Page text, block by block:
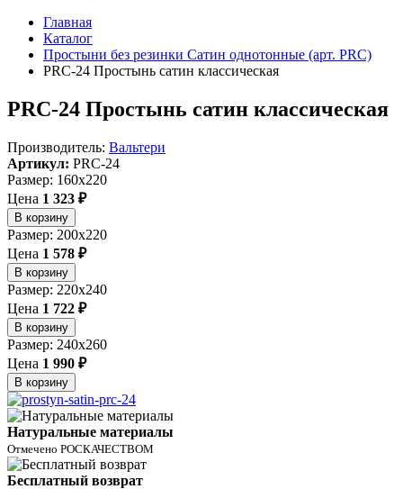
Главная
Каталог
Простыни без резинки Сатин однотонные (арт. PRC)
PRC-24 Простынь сатин классическая
PRC-24 Простынь сатин классическая
Производитель: Вальтери
Артикул: PRC-24
Размер: 160x220
Цена 1 323 ₽
В корзину
Размер: 200x220
Цена 1 578 ₽
В корзину
Размер: 220x240
Цена 1 722 ₽
В корзину
Размер: 240x260
Цена 1 990 ₽
В корзину
Натуральные материалы
Отмечено РОСКАЧЕСТВОМ
Бесплатный возврат